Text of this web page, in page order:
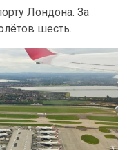
Лондона. За
шесть.